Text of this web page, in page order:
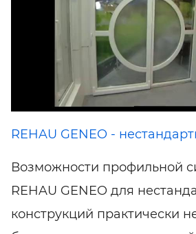
REHAU GENEO -
Возможности профильной
REHAU GENEO для
конструкций практически